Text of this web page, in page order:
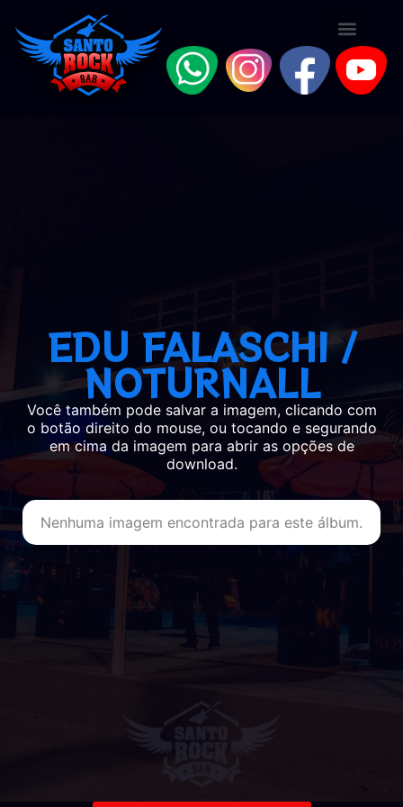
EDU FALASCHI /
NOTURNALL
Você também pode salvar a imagem, clicando com
o botão direito do mouse, ou tocando e segurando
em cima da imagem para abrir as opções de
download.
Nenhuma imagem encontrada para este álbum.